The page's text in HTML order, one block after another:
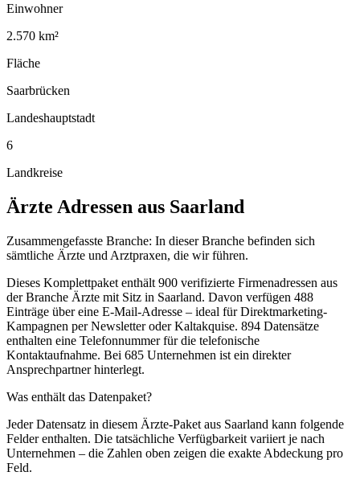
Einwohner
2.570 km²
Fläche
Saarbrücken
Landeshauptstadt
6
Landkreise
Ärzte Adressen aus Saarland
Zusammengefasste Branche: In dieser Branche befinden sich
sämtliche Ärzte und Arztpraxen, die wir führen.
Dieses Komplettpaket enthält 900 verifizierte Firmenadressen aus
der Branche Ärzte mit Sitz in Saarland. Davon verfügen 488
Einträge über eine E-Mail-Adresse – ideal für Direktmarketing-
Kampagnen per Newsletter oder Kaltakquise. 894 Datensätze
enthalten eine Telefonnummer für die telefonische
Kontaktaufnahme. Bei 685 Unternehmen ist ein direkter
Ansprechpartner hinterlegt.
Was enthält das Datenpaket?
Jeder Datensatz in diesem Ärzte-Paket aus Saarland kann folgende
Felder enthalten. Die tatsächliche Verfügbarkeit variiert je nach
Unternehmen – die Zahlen oben zeigen die exakte Abdeckung pro
Feld.